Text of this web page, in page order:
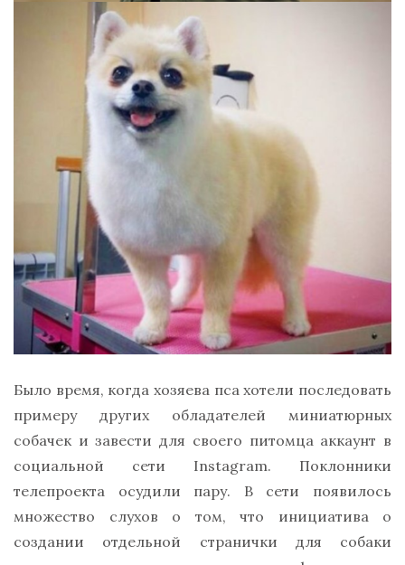
Было время, когда хозяева пса хотели последовать
примеру других обладателей миниатюрных
собачек и завести для своего питомца аккаунт в
социальной сети Instagram. Поклонники
телепроекта осудили пару. В сети появилось
множество слухов о том, что инициатива о
создании отдельной странички для собаки